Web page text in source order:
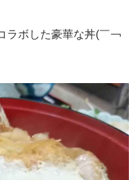
ラボした豪華な丼(￣￢